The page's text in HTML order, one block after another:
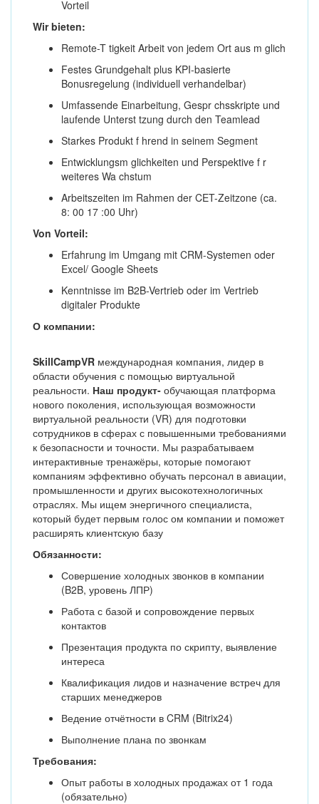
Vorteil
Wir bieten:
Remote-T tigkeit Arbeit von jedem Ort aus m glich
Festes Grundgehalt plus KPI-basierte
Bonusregelung (individuell verhandelbar)
Umfassende Einarbeitung, Gespr chsskripte und
laufende Unterst tzung durch den Teamlead
Starkes Produkt f hrend in seinem Segment
Entwicklungsm glichkeiten und Perspektive f r
weiteres Wa chstum
Arbeitszeiten im Rahmen der CET-Zeitzone (ca.
8: 00 17 :00 Uhr)
Von Vorteil:
Erfahrung im Umgang mit CRM-Systemen oder
Excel/ Google Sheets
Kenntnisse im B2B-Vertrieb oder im Vertrieb
digitaler Produkte
О компании:
SkillCampVR международная компания, лидер в
области обучения с помощью виртуальной
реальности. Наш продукт- обучающая платформа
нового поколения, использующая возможности
виртуальной реальности (VR) для подготовки
сотрудников в сферах с повышенными требованиями
к безопасности и точности. Мы разрабатываем
интерактивные тренажёры, которые помогают
компаниям эффективно обучать персонал в авиации,
промышленности и других высокотехнологичных
отраслях. Мы ищем энергичного специалиста,
который будет первым голос ом компании и поможет
расширять клиентскую базу
Обязанности:
Совершение холодных звонков в компании
(B2B, уровень ЛПР)
Работа с базой и сопровождение первых
контактов
Презентация продукта по скрипту, выявление
интереса
Квалификация лидов и назначение встреч для
старших менеджеров
Ведение отчётности в CRM (Bitrix24)
Выполнение плана по звонкам
Требования:
Опыт работы в холодных продажах от 1 года
(обязательно)